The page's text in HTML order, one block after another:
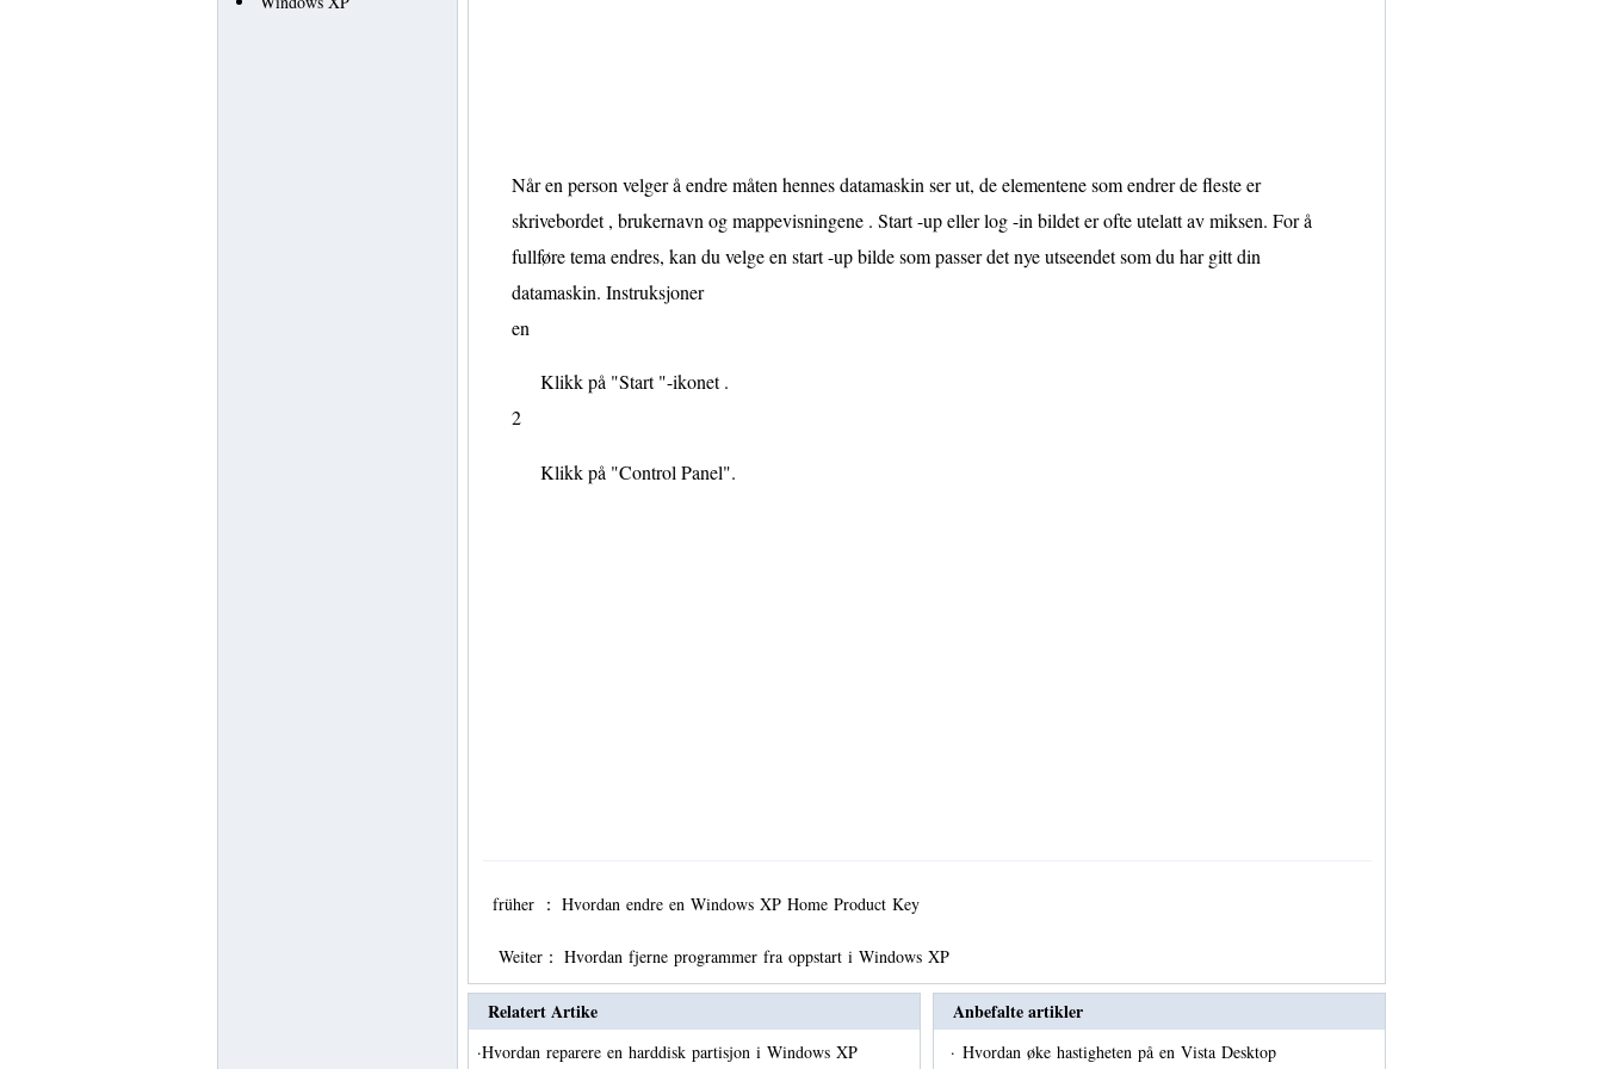
Når en person velger å endre måten hennes datamaskin ser ut, de elementene som endrer de fleste er
skrivebordet , brukernavn og mappevisningene . Start -up eller log -in bildet er ofte utelatt av miksen. For å
fullføre tema endres, kan du velge en start -up bilde som passer det nye utseendet som du har gitt din
datamaskin. Instruksjoner
en
Klikk på "Start "-ikonet .
2
Klikk på "Control Panel".
früher ： Hvordan endre en Windows XP Home Product Key
Weiter： Hvordan fjerne programmer fra oppstart i Windows XP
Relatert Artike
·Hvordan reparere en harddisk partisjon i Windows XP
Anbefalte artikler
· Hvordan øke hastigheten på en Vista Desktop